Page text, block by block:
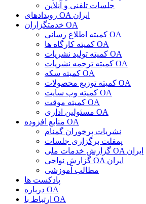
جلسات تلفنی و آنلاین
رویدادهای OA ایران
خدمتگزاران OA
کمیته اطلاع رسانی OA
کمیته کارگاه ها OA
کمیته تولید نشریات OA
کمیته ترجمه نشریات OA
کمیته سکه OA
کمیته توزیع محصولات OA
کمیته وب سایت OA
کمیته موقت OA
مسئولین اداری OA
منابع افزوده OA
نشریات پرخوران گمنام
پمفلت برگزاری جلسات
گزارش خدمات ملی OA ایران
گزارش نواحی OA ایران
مطالب آموزشی
پادکست ها
درباره OA
ارتباط با OA